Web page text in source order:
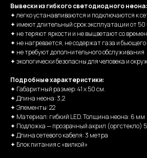
Вывески из гибкого светодиодного неона:
✦ легко устанавливаются и подключаются к
✦ имеют длительный срок эксплуатации от 50
✦ не теряют яркости и не выцветают со
✦ не нагревается, не содержат газа и бьющего
✦ не требуют дополнительного обслуживания
✦ экологически безопасны для человека и
Подробные характеристики:
✦ Габаритный размер: 41 х 50 см.
✦ Длина неона: 3,2
✦ Элементы: 22
✦ Материал: гибкий LED. Толщина неона: 6 мм
✦ Подложка — прозрачный акрил (оргстекло)
✦ Длина сетевого кабеля: 3 метра
✦ Блок питания с «вилкой»